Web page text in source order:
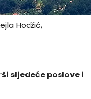
Hodžić,
sljedeće poslove i